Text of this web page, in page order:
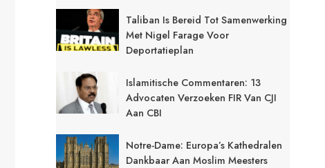
Taliban Is Bereid Tot Samenwerking
Met Nigel Farage Voor
Deportatieplan
Islamitische Commentaren: 13
Advocaten Verzoeken FIR Van CJI
Aan CBI
Notre-Dame: Europa’s Kathedralen
Dankbaar Aan Moslim Meesters